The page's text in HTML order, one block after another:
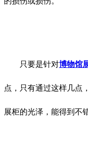
只要是针对博物馆
点，只有通过这样几点
展柜的光泽，能得到不